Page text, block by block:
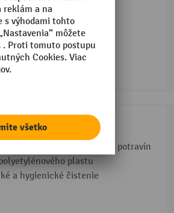
rúrok,
vhodné na uchovávanie potravín
plastu
a hygienické čistenie